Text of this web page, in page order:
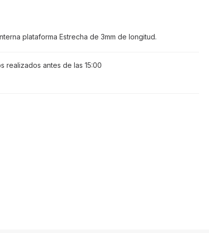
plataforma Estrecha de 3mm de longitud.
realizados antes de las 15:00